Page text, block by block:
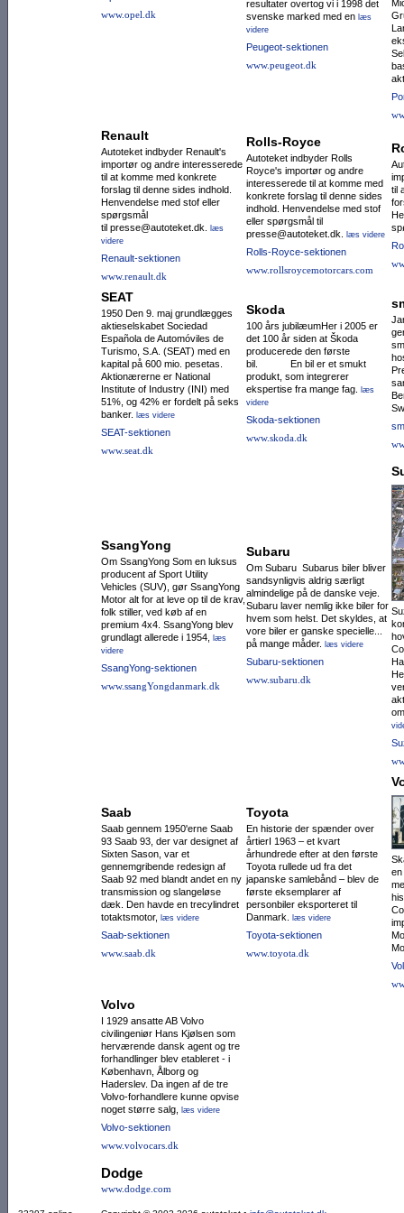
www.opel.dk
resultater overtog vi i 1998 det
svenske marked med en læs
videre
Peugeot-sektionen
www.peugeot.dk
Renault
Autoteket indbyder Renault's
importør og andre interesserede
til at komme med konkrete
forslag til denne sides indhold.
Henvendelse med stof eller
spørgsmål
til presse@autoteket.dk.
læs
videre
Renault-sektionen
www.renault.dk
Rolls-Royce
Autoteket indbyder Rolls
Royce's importør og andre
interesserede til at komme med
konkrete forslag til denne sides
indhold. Henvendelse med stof
eller spørgsmål til
presse@autoteket.dk.
læs videre
Rolls-Royce-sektionen
www.rollsroycemotorcars.com
til
SEAT
1950 Den 9. maj grundlægges
aktieselskabet Sociedad
Española de Auto­mó­viles de
Turismo, S.A. (SEAT) med en
kapital på 600 mio. pesetas.
Aktio­nærerne er National
Institute of Industry (INI) med
51%, og 42% er fordelt på seks
banker.
læs videre
SEAT-sektionen
www.seat.dk
Skoda
100 års jubilæumHer i 2005 er
det 100 år siden at Škoda
producerede den første
bil. En bil er et smukt
produkt, som integrerer
ekspertise fra mange fag.
læs
videre
Skoda-sektionen
www.skoda.dk
SsangYong
Om SsangYong Som en luksus
producent af Sport Utility
Vehicles (SUV), gør SsangYong
Motor alt for at leve op til de krav,
folk stiller, ved køb af en
premium 4x4. SsangYong blev
grundlagt allerede i 1954,
læs
videre
SsangYong-sektionen
www.ssangYongdanmark.dk
Subaru
Om Subaru Subarus biler bliver
sandsynligvis aldrig særligt
almindelige på de danske veje.
Subaru laver nemlig ikke biler for
hvem som helst. Det skyldes, at
vore biler er ganske specielle...
på mange måder.
læs videre
Subaru-sektionen
www.subaru.dk
Saab
Saab gennem 1950'erne Saab
93 Saab 93, der var designet af
Sixten Sason, var et
gennemgribende redesign af
Saab 92 med blandt andet en ny
trans­mission og slangeløse
dæk. Den havde en trecylin­dret
totaktsmotor,
læs videre
Saab-sektionen
www.saab.dk
Toyota
En historie der spænder over
årtierI 1963 – et kvart
århundrede efter at den første
Toyota rullede ud fra det
japanske samlebånd – blev de
første eksemplarer af
personbiler eksporteret til
Danmark.
læs videre
Toyota-sektionen
www.toyota.dk
Volvo
I 1929 ansatte AB Volvo
civilingeniør Hans Kjølsen som
herværende dansk agent og tre
forhandlinger blev etableret - i
København, Ålborg og
Haderslev. Da ingen af de tre
Volvo-forhandlere kunne opvise
noget større salg,
læs videre
Volvo-sektionen
www.volvocars.dk
Dodge
www.dodge.com